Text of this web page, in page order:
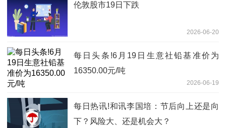
伦敦股市19日下跌
2026-06-20
每日头条!6月19日生意社铅基准价为
16350.00元/吨
2026-06-19
每日热讯!和讯李国培：节后向上还是向
下？风险大、还是机会大？